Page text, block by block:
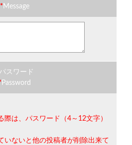
* Message
スワード
Password
は、 パスワード（4～12文字）
いないと他の投稿者が削除出来て